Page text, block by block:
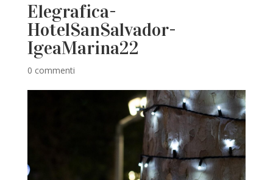
Elegrafica-
HotelSanSalvador-
IgeaMarina22
0 commenti